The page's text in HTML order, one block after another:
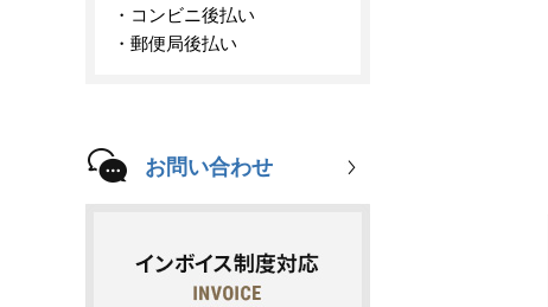
コンビニ後払い
郵便局後払い
お問い合わせ